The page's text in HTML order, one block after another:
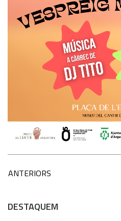
ANTERIORS
DESTAQUEM